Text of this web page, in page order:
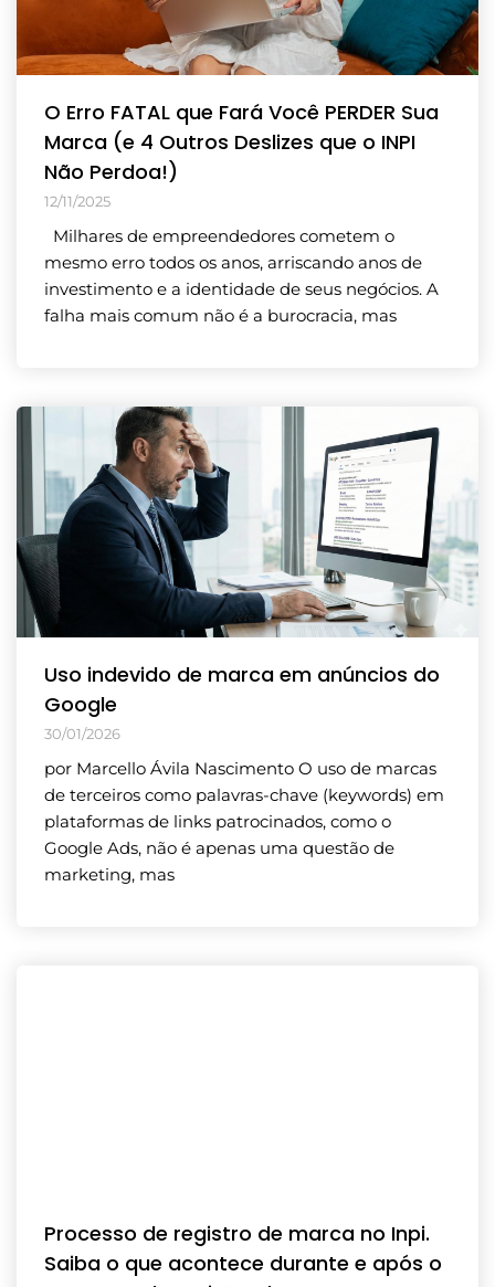
O Erro FATAL que Fará Você PERDER Sua
Marca (e 4 Outros Deslizes que o INPI
Não Perdoa!)
12/11/2025
Milhares de empreendedores cometem o
mesmo erro todos os anos, arriscando anos de
investimento e a identidade de seus negócios. A
falha mais comum não é a burocracia, mas
Uso indevido de marca em anúncios do
Google
30/01/2026
por Marcello Ávila Nascimento O uso de marcas
de terceiros como palavras-chave (keywords) em
plataformas de links patrocinados, como o
Google Ads, não é apenas uma questão de
marketing, mas
Processo de registro de marca no Inpi.
Saiba o que acontece durante e após o